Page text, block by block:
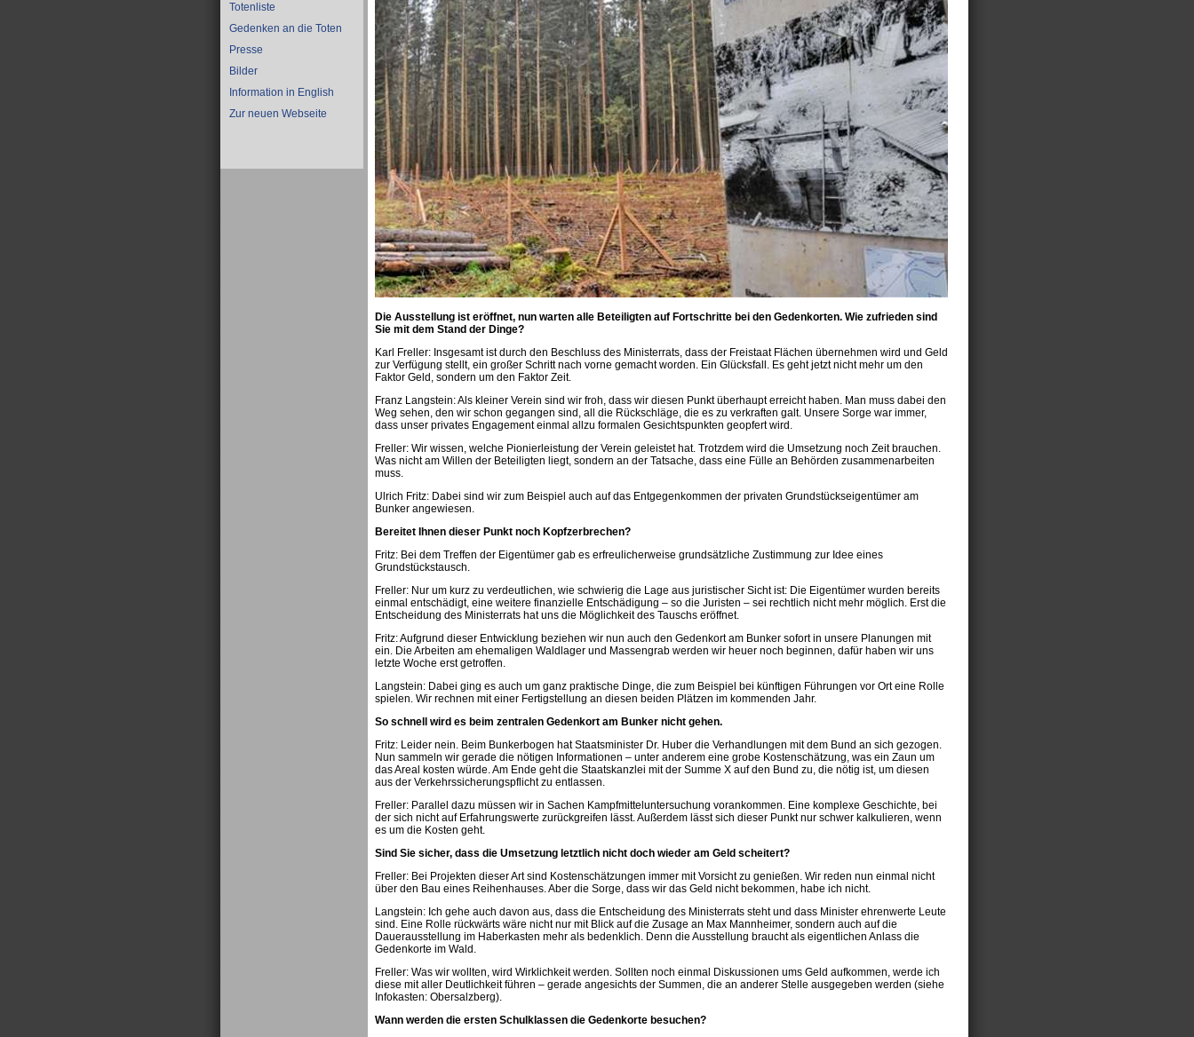
Totenliste
Gedenken an die Toten
Presse
Bilder
Information in English
Zur neuen Webseite
Die Ausstellung ist eröffnet, nun warten alle Beteiligten auf Fortschritte bei den Gedenkorten. Wie zufrieden sind
Sie mit dem Stand der Dinge?
Karl Freller: Insgesamt ist durch den Beschluss des Ministerrats, dass der Freistaat Flächen übernehmen wird und Geld
zur Verfügung stellt, ein großer Schritt nach vorne gemacht worden. Ein Glücksfall. Es geht jetzt nicht mehr um den
Faktor Geld, sondern um den Faktor Zeit.
Franz Langstein: Als kleiner Verein sind wir froh, dass wir diesen Punkt überhaupt erreicht haben. Man muss dabei den
Weg sehen, den wir schon gegangen sind, all die Rückschläge, die es zu verkraften galt. Unsere Sorge war immer,
dass unser privates Engagement einmal allzu formalen Gesichtspunkten geopfert wird.
Freller: Wir wissen, welche Pionierleistung der Verein geleistet hat. Trotzdem wird die Umsetzung noch Zeit brauchen.
Was nicht am Willen der Beteiligten liegt, sondern an der Tatsache, dass eine Fülle an Behörden zusammenarbeiten
muss.
Ulrich Fritz: Dabei sind wir zum Beispiel auch auf das Entgegenkommen der privaten Grundstückseigentümer am
Bunker angewiesen.
Bereitet Ihnen dieser Punkt noch Kopfzerbrechen?
Fritz: Bei dem Treffen der Eigentümer gab es erfreulicherweise grundsätzliche Zustimmung zur Idee eines
Grundstückstausch.
Freller: Nur um kurz zu verdeutlichen, wie schwierig die Lage aus juristischer Sicht ist: Die Eigentümer wurden bereits
einmal entschädigt, eine weitere finanzielle Entschädigung – so die Juristen – sei rechtlich nicht mehr möglich. Erst die
Entscheidung des Ministerrats hat uns die Möglichkeit des Tauschs eröffnet.
Fritz: Aufgrund dieser Entwicklung beziehen wir nun auch den Gedenkort am Bunker sofort in unsere Planungen mit
ein. Die Arbeiten am ehemaligen Waldlager und Massengrab werden wir heuer noch beginnen, dafür haben wir uns
letzte Woche erst getroffen.
Langstein: Dabei ging es auch um ganz praktische Dinge, die zum Beispiel bei künftigen Führungen vor Ort eine Rolle
spielen. Wir rechnen mit einer Fertigstellung an diesen beiden Plätzen im kommenden Jahr.
So schnell wird es beim zentralen Gedenkort am Bunker nicht gehen.
Fritz: Leider nein. Beim Bunkerbogen hat Staatsminister Dr. Huber die Verhandlungen mit dem Bund an sich gezogen.
Nun sammeln wir gerade die nötigen Informationen – unter anderem eine grobe Kostenschätzung, was ein Zaun um
das Areal kosten würde. Am Ende geht die Staatskanzlei mit der Summe X auf den Bund zu, die nötig ist, um diesen
aus der Verkehrssicherungspflicht zu entlassen.
Freller: Parallel dazu müssen wir in Sachen Kampfmitteluntersuchung vorankommen. Eine komplexe Geschichte, bei
der sich nicht auf Erfahrungswerte zurückgreifen lässt. Außerdem lässt sich dieser Punkt nur schwer kalkulieren, wenn
es um die Kosten geht.
Sind Sie sicher, dass die Umsetzung letztlich nicht doch wieder am Geld scheitert?
Freller: Bei Projekten dieser Art sind Kostenschätzungen immer mit Vorsicht zu genießen. Wir reden nun einmal nicht
über den Bau eines Reihenhauses. Aber die Sorge, dass wir das Geld nicht bekommen, habe ich nicht.
Langstein: Ich gehe auch davon aus, dass die Entscheidung des Ministerrats steht und dass Minister ehrenwerte Leute
sind. Eine Rolle rückwärts wäre nicht nur mit Blick auf die Zusage an Max Mannheimer, sondern auch auf die
Dauerausstellung im Haberkasten mehr als bedenklich. Denn die Ausstellung braucht als eigentlichen Anlass die
Gedenkorte im Wald.
Freller: Was wir wollten, wird Wirklichkeit werden. Sollten noch einmal Diskussionen ums Geld aufkommen, werde ich
diese mit aller Deutlichkeit führen – gerade angesichts der Summen, die an anderer Stelle ausgegeben werden (siehe
Infokasten: Obersalzberg).
Wann werden die ersten Schulklassen die Gedenkorte besuchen?